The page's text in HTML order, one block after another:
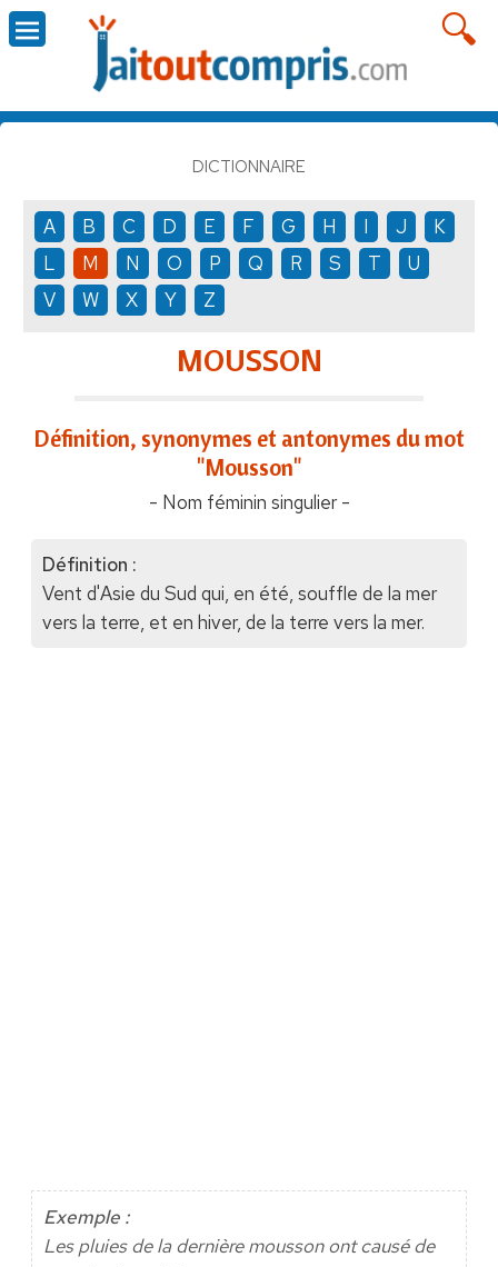
DICTIONNAIRE
A B C D E F G H I J
K
L
M N O P Q R S T
U
V
W X Y Z
MOUSSON
Définition, synonymes et antonymes du mot
"Mousson"
- Nom féminin singulier -
Définition :
Vent d'Asie du Sud qui, en été, souffle de la mer
vers la terre, et en hiver, de la terre vers la mer.
Exemple :
Les pluies de la dernière mousson ont causé de